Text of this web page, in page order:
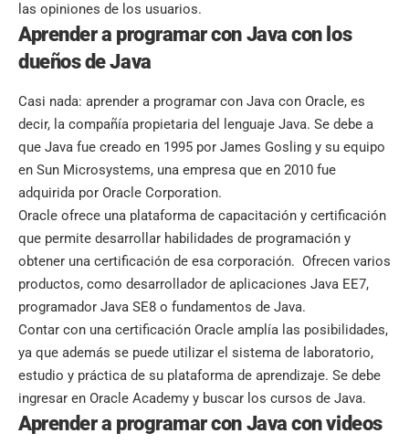
las opiniones de los usuarios.
Aprender a programar con Java con los
dueños de Java
Casi nada: aprender a programar con Java con Oracle, es
decir, la compañía propietaria del lenguaje Java. Se debe a
que Java fue creado en 1995 por James Gosling y su equipo
en Sun Microsystems, una empresa que en 2010 fue
adquirida por Oracle Corporation.
Oracle ofrece una plataforma de capacitación y certificación
que permite desarrollar habilidades de programación y
obtener una certificación de esa corporación. Ofrecen varios
productos, como desarrollador de aplicaciones Java EE7,
programador Java SE8 o fundamentos de Java.
Contar con una certificación Oracle amplía las posibilidades,
ya que además se puede utilizar el sistema de laboratorio,
estudio y práctica de su plataforma de aprendizaje. Se debe
ingresar en Oracle Academy y buscar los cursos de Java.
Aprender a programar con Java con videos